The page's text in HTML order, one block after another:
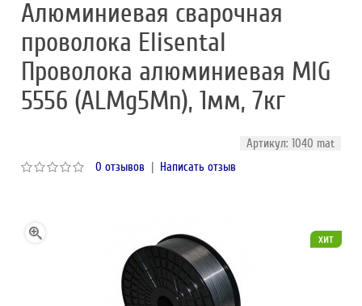
Алюминиевая сварочная
проволока Elisental
Проволока алюминиевая MIG
5556 (ALMg5Mn), 1мм, 7кг
Артикул: 1040 mat
0 отзывов | Написать отзыв
хит